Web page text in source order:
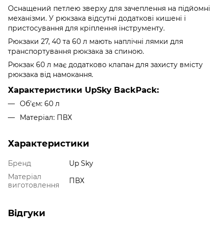
Оснащений петлею зверху для зачеплення на підйомні
механізми. У рюкзака відсутні додаткові кишені і
пристосування для кріплення інструменту.
Рюкзаки 27, 40 та 60 л мають наплічні лямки для
транспортування рюкзака за спиною.
Рюкзак 60 л має додатково клапан для захисту вмісту
рюкзака від намокання.
Характеристики UpSky BackPack:
Об'єм: 60 л
Матеріал: ПВХ
Характеристики
Бренд
Up Sky
Матеріал
виготовлення
ПВХ
Відгуки